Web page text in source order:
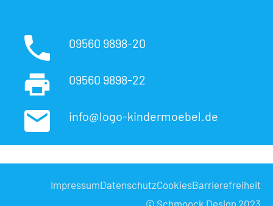
09560 9898-20
09560 9898-22
info@logo-kindermoebel.de
ImpressumDatenschutzCookiesBarrierefreiheit
© Schmoock Design 2023